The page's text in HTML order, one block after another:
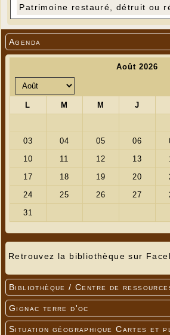
Agenda
Retrouvez la bibliothèque sur
Bibliothèque / Centre de
Gignac terre d'oc
Situation géographique Cartes et
Patrimoine restauré, détruit ou